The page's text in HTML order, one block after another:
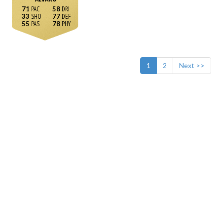
71
33
55
58
77
78
1 2 Next >>